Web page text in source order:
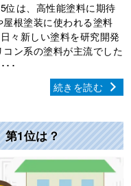
位は、高性能塗料に期待
根塗装に使われる塗料
々新しい塗料を研究開発
ン系の塗料が主流でした
･･
続きを読む
1位は？